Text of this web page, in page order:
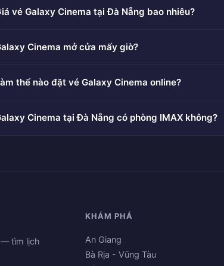
vé Galaxy Cinema tại Đà Nẵng bao nhiêu?
Cinema mở cửa mấy giờ?
thế nào đặt vé Galaxy Cinema online?
Cinema tại Đà Nẵng có phòng IMAX không?
— tìm lịch
KHÁM PHÁ
An Giang
Bà Rịa - Vũng Tàu